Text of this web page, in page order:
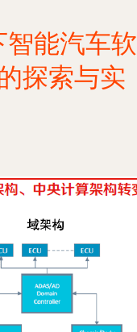
能汽车软
探索与实